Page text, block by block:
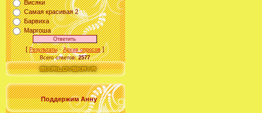
Висяки
Самая красивая 2
Барвиха
Маргоша
[Результаты·Архив опросов]
Всего ответов:2577
Поддержим Анну